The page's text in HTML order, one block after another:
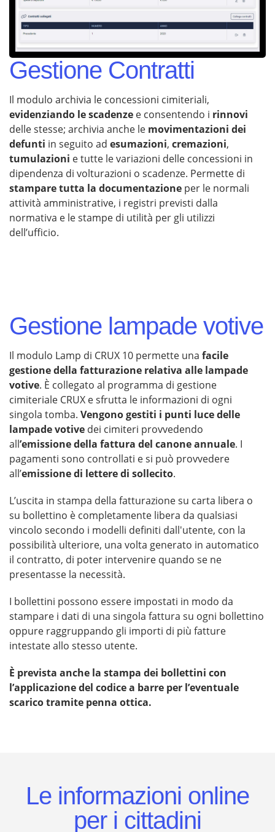
Gestione Contratti
Il modulo archivia le concessioni cimiteriali,
evidenziando le scadenze e consentendo i rinnovi
delle stesse; archivia anche le movimentazioni dei
defunti in seguito ad esumazioni, cremazioni,
tumulazioni e tutte le variazioni delle concessioni in
dipendenza di volturazioni o scadenze. Permette di
stampare tutta la documentazione per le normali
attività amministrative, i registri previsti dalla
normativa e le stampe di utilità per gli utilizzi
dell’ufficio.
Gestione lampade votive
Il modulo Lamp di CRUX 10 permette una facile
gestione della fatturazione relativa alle lampade
votive. È collegato al programma di gestione
cimiteriale CRUX e sfrutta le informazioni di ogni
singola tomba. Vengono gestiti i punti luce delle
lampade votive dei cimiteri provvedendo
all’emissione della fattura del canone annuale. I
pagamenti sono controllati e si può provvedere
all’emissione di lettere di sollecito.
L’uscita in stampa della fatturazione su carta libera o
su bollettino è completamente libera da qualsiasi
vincolo secondo i modelli definiti dall'utente, con la
possibilità ulteriore, una volta generato in automatico
il contratto, di poter intervenire quando se ne
presentasse la necessità.
I bollettini possono essere impostati in modo da
stampare i dati di una singola fattura su ogni bollettino
oppure raggruppando gli importi di più fatture
intestate allo stesso utente.
È prevista anche la stampa dei bollettini con
l’applicazione del codice a barre per l’eventuale
scarico tramite penna ottica.
Le informazioni online
per i cittadini